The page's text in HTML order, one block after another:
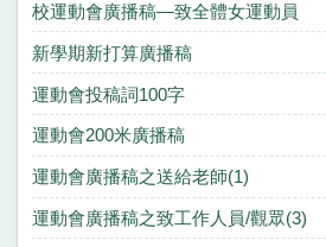
校運動會廣播稿—致全體女運動員
新學期新打算廣播稿
運動會投稿詞100字
運動會200米廣播稿
運動會廣播稿之送給老師(1)
運動會廣播稿之致工作人員/觀眾(3)